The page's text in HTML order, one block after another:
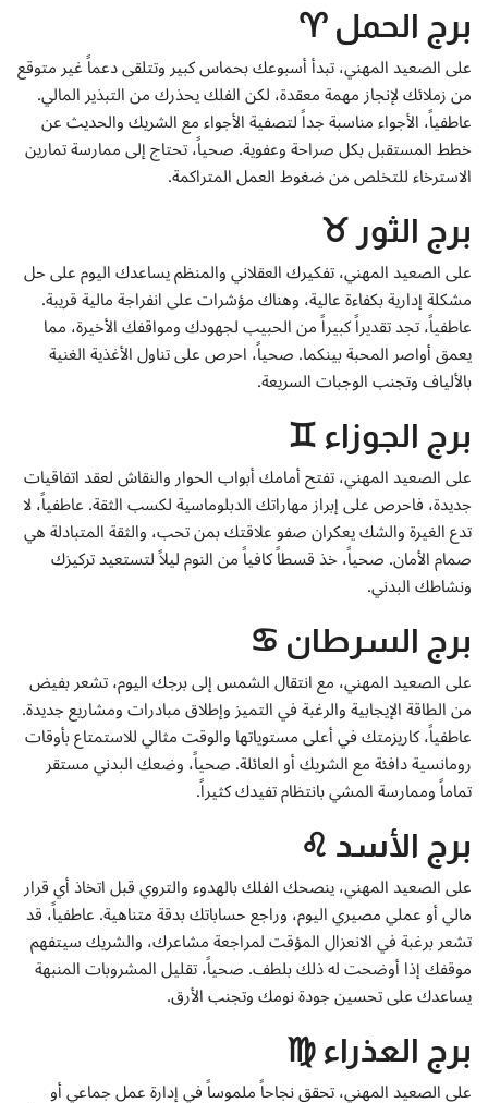
برج الحمل ♈
على الصعيد المهني، تبدأ أسبوعك بحماس كبير وتتلقى دعماً غير متوقع
من زملائك لإنجاز مهمة معقدة، لكن الفلك يحذرك من التبذير المالي.
عاطفياً، الأجواء مناسبة جداً لتصفية الأجواء مع الشريك والحديث عن
خطط المستقبل بكل صراحة وعفوية. صحياً، تحتاج إلى ممارسة تمارين
الاسترخاء للتخلص من ضغوط العمل المتراكمة.
برج الثور ♉
على الصعيد المهني، تفكيرك العقلاني والمنظم يساعدك اليوم على حل
مشكلة إدارية بكفاءة عالية، وهناك مؤشرات على انفراجة مالية قريبة.
عاطفياً، تجد تقديراً كبيراً من الحبيب لجهودك ومواقفك الأخيرة، مما
يعمق أواصر المحبة بينكما. صحياً، احرص على تناول الأغذية الغنية
بالألياف وتجنب الوجبات السريعة.
برج الجوزاء ♊
على الصعيد المهني، تفتح أمامك أبواب الحوار والنقاش لعقد اتفاقيات
جديدة، فاحرص على إبراز مهاراتك الدبلوماسية لكسب الثقة. عاطفياً، لا
تدع الغيرة والشك يعكران صفو علاقتك بمن تحب، والثقة المتبادلة هي
صمام الأمان. صحياً، خذ قسطاً كافياً من النوم ليلاً لتستعيد تركيزك
ونشاطك البدني.
برج السرطان ♋
على الصعيد المهني، مع انتقال الشمس إلى برجك اليوم، تشعر بفيض
من الطاقة الإيجابية والرغبة في التميز وإطلاق مبادرات ومشاريع جديدة.
عاطفياً، كاريزمتك في أعلى مستوياتها والوقت مثالي للاستمتاع بأوقات
رومانسية دافئة مع الشريك أو العائلة. صحياً، وضعك البدني مستقر
تماماً وممارسة المشي بانتظام تفيدك كثيراً.
برج الأسد ♌
على الصعيد المهني، ينصحك الفلك بالهدوء والتروي قبل اتخاذ أي قرار
مالي أو عملي مصيري اليوم، وراجع حساباتك بدقة متناهية. عاطفياً، قد
تشعر برغبة في الانعزال المؤقت لمراجعة مشاعرك، والشريك سيتفهم
موقفك إذا أوضحت له ذلك بلطف. صحياً، تقليل المشروبات المنبهة
يساعدك على تحسين جودة نومك وتجنب الأرق.
برج العذراء ♍
على الصعيد المهني، تحقق نجاحاً ملموساً في إدارة عمل جماعي أو